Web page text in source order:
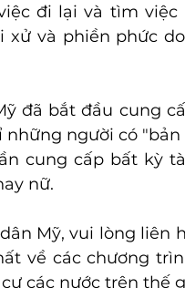
đi lại và tìm
xử và phiền phức
đã bắt đầu cung
người có
cung cấp bất kỳ
nữ.
Mỹ, vui lòng liên
về các chương
các nước trên thế